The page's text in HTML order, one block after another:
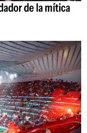
de la mítica